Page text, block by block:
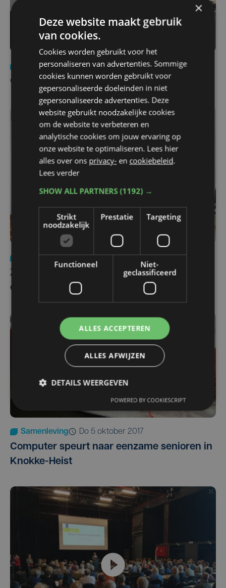
Samenleving vr 3 november 2017
Cado in Mesen doorbreekt de eenzaamheid
Samenleving do 2 november 2017
Zes procent van bevolking voelt zich
eenzaam
Samenleving do 5 oktober 2017
Computer speurt naar eenzame senioren in
Knokke-Heist
×
Deze website maakt gebruik
van cookies.
Cookies worden gebruikt voor het
personaliseren van advertenties. Sommige
cookies kunnen worden gebruikt voor
gepersonaliseerde doeleinden in niet
gepersonaliseerde advertenties. Deze
website gebruikt noodzakelijke cookies
om de website te verbeteren en
analytische cookies om jouw ervaring op
onze website te optimaliseren. Lees hier
alles over ons privacy- en cookiebeleid.
Lees verder
SHOW ALL PARTNERS(1192) →
Strikt
noodzakelijk
Prestatie Targeting
Functioneel
Niet-
geclassificeerd
ALLES ACCEPTEREN
ALLES AFWIJZEN
DETAILS WEERGEVEN
POWERED BY COOKIESCRIPT